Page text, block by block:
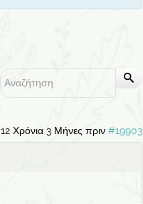
12 Χρόνια 3 Μήνες πριν #19903